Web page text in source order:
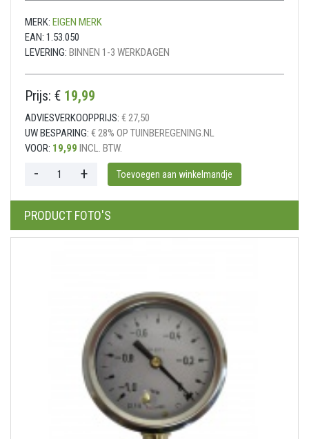
MERK: EIGEN MERK
EAN: 1.53.050
LEVERING: BINNEN 1-3 WERKDAGEN
Prijs: € 19,99
ADVIESVERKOOPPRIJS: € 27,50
UW BESPARING: € 28% OP TUINBEREGENING.NL
VOOR: 19,99 INCL. BTW.
PRODUCT FOTO'S